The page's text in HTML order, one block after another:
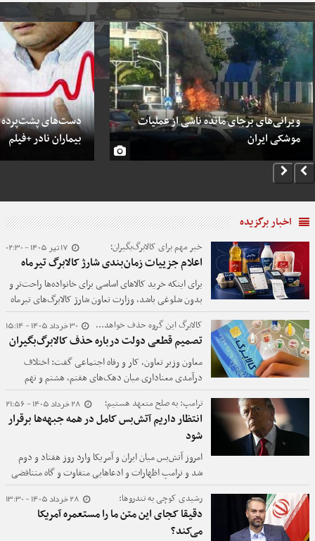
ویرانی‌های برجای مانده ناشی از عملیات
موشکی ایران
دست‌های پشت‌پرده
بیماران نادر +فیلم
اخبار برگزیده
17 تیر 1405 - 02:30 خبر مهم برای کالابرگ‌بگیران؛
اعلام جزییات زمان‌بندی شارژ کالابرگ تیرماه
برای اینکه خرید کالاهای اساسی برای خانواده‌ها راحت‌تر و
بدون شلوغی باشد، وزارت تعاون شارژ کالابرگ‌های تیرماه
را در سه مرحله انجام می‌دهد.
30 خرداد 1405 - 15:14 کالابرگ این گروه حذف خواهد شد؛
تصمیم قطعی دولت درباره حذف کالابرگ‌بگیران
معاون وزیر تعاون، کار و رفاه اجتماعی گفت: اختلاف
درآمدی معناداری میان دهک‌های هفتم، هشتم و نهم
وجود ندارد و حتی بخش قابل توجهی از دهک دهم نیز
تفاوت چشمگیری با دهک نهم ندارند. موضع ما این است
که موافق حذف نیستیم، اما اگر قرار باشد افزایش اعتبار
کالابرگ اتفاق بیفتد، موضوعی که شخص رئیس‌جمهور نیز
بر آن تاکید داشته‌اند، بهتر است این افزایش به سمت
گروه‌های نیازمند و دهک‌های پایین هدایت شود.
28 خرداد 1405 - 21:56 ترامپ: به صلح متعهد هستیم؛
انتظار داریم آتش‌بس کامل در همه جبهه‌ها برقرار
شود
امروز آتش‌بس میان ایران و آمریکا وارد روز هفتاد و دوم
شد و ترامپ اظهارات و ادعاهایی متفاوت و گاه متناقضی
را درباره تفاهم با ایران مطرح کرد. او در بخشی از سخنان
امروزش تاکید کرد که کشورش به صلح با ایران متعهد
است.
28 خرداد 1405 - 13:30 رشیدی کوچی به تندروها:
دقیقا کجای این متن ما را مستعمره آمریکا
می‌کند؟